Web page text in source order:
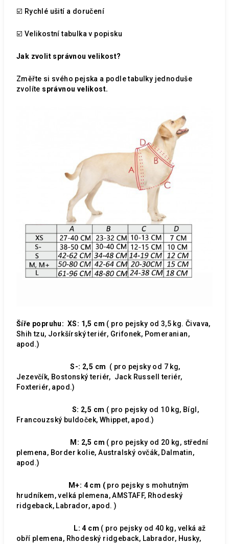
☑️ Rychlé ušití a doručení
☑️ Velikostní tabulka v popisku
Jak zvolit správnou velikost?
Změřte si svého pejska a podle tabulky jednoduše
zvolíte správnou velikost.
Šíře popruhu: XS: 1,5 cm ( pro pejsky od 3,5 kg. Čivava,
Shih tzu, Jorkšírský teriér, Grifonek, Pomeranian,
apod.)
S-: 2,5 cm ( pro pejsky od 7 kg,
Jezevčík, Bostonský teriér, Jack Russell teriér,
Foxteriér, apod.)
S: 2,5 cm ( pro pejsky od 10 kg, Bígl,
Francouzský buldoček, Whippet, apod.)
M: 2,5 cm ( pro pejsky od 20 kg, střední
plemena, Border kolie, Australský ovčák, Dalmatin,
apod.)
M+: 4 cm ( pro pejsky s mohutným
hrudníkem, velká plemena, AMSTAFF, Rhodeský
ridgeback, Labrador, apod. )
L: 4 cm ( pro pejsky od 40 kg, velká až
obří plemena, Rhodeský ridgeback, Labrador, Husky,